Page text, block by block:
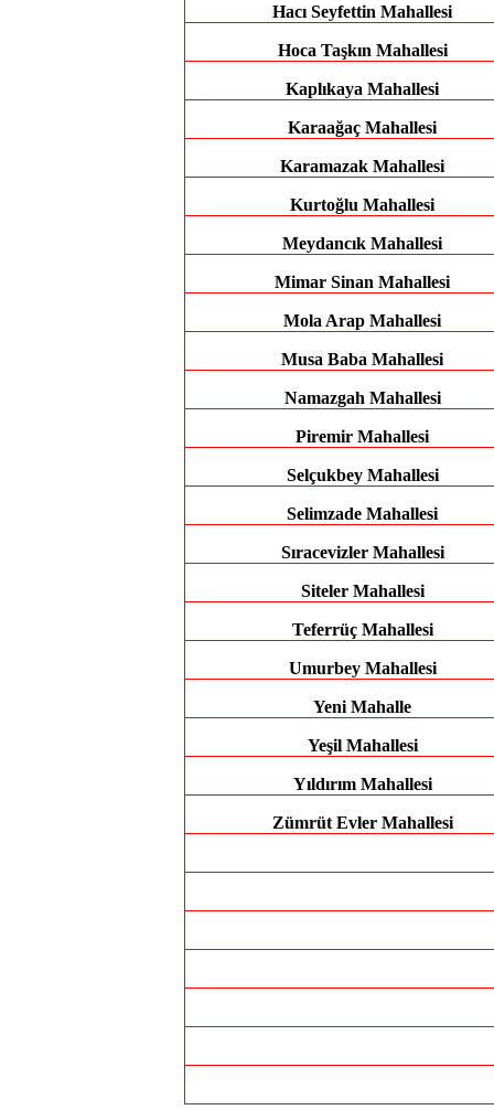
Hacı Seyfettin Mahallesi
Hoca Taşkın Mahallesi
Kaplıkaya Mahallesi
Karaağaç Mahallesi
Karamazak Mahallesi
Kurtoğlu Mahallesi
Meydancık Mahallesi
Mimar Sinan Mahallesi
Mola Arap Mahallesi
Musa Baba Mahallesi
Namazgah Mahallesi
Piremir Mahallesi
Selçukbey Mahallesi
Selimzade Mahallesi
Sıracevizler Mahallesi
Siteler Mahallesi
Teferrüç Mahallesi
Umurbey Mahallesi
Yeni Mahalle
Yeşil Mahallesi
Yıldırım Mahallesi
Zümrüt Evler Mahallesi